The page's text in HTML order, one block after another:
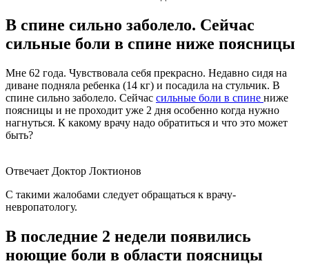
В спине сильно заболело. Сейчас
сильные боли в спине ниже поясницы
Мне 62 года. Чувствовала себя прекрасно. Недавно сидя на
диване подняла ребенка (14 кг) и посадила на стульчик. В
спине сильно заболело. Сейчас сильные боли в спине ниже
поясницы и не проходит уже 2 дня особенно когда нужно
нагнуться. К какому врачу надо обратиться и что это может
быть?
Отвечает Доктор Локтионов
С такими жалобами следует обращаться к врачу-
невропатологу.
В последние 2 недели появились
ноющие боли в области поясницы